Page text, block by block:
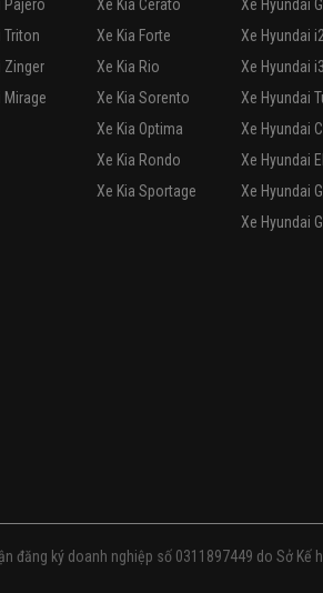
2017
1,990tỷ
dưỡng chu đáo, trả góp 70%